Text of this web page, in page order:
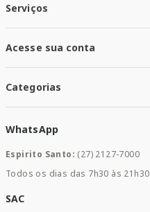
Nossas Lojas
Política de Entrega
Trocas e Devoluções
Serviços
Santa Mais Exames
Santa Mais Serviços
Santa Mais Convenios
Acesse sua conta
Meus Pedidos
Categorias
Saúde e Bem-estar
Mamães e Bebê
Dermocosméticos
WhatsApp
Espirito Santo: (27) 2127-7000
Todos os dias das 7h30 às 21h30
SAC